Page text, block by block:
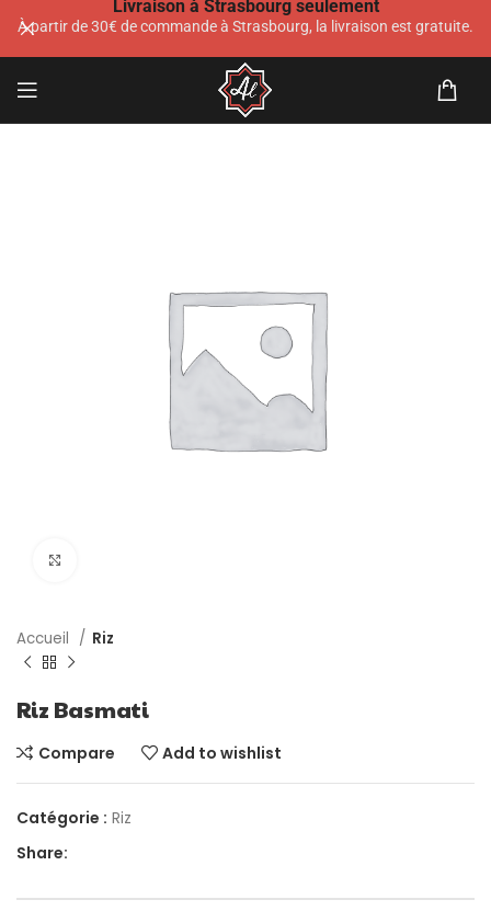
Accueil Riz
Riz Basmati
Compare Add to wishlist
Catégorie : Riz
Share:
Livraison à Strasbourg seulement
À partir de 30€ de commande à Strasbourg, la livraison est gratuite.